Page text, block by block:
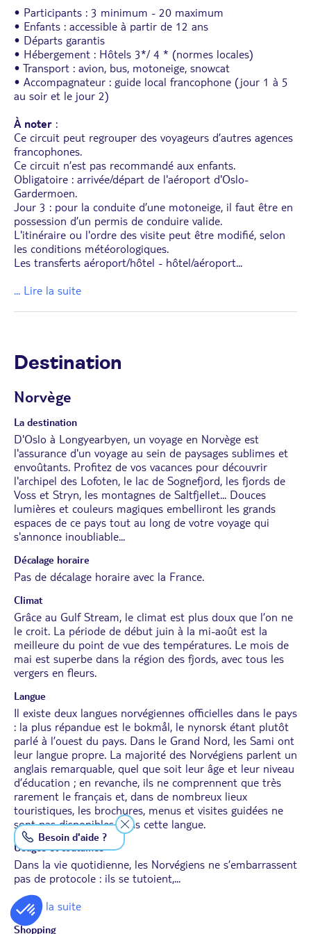
• Participants : 3 minimum - 20 maximum
• Enfants : accessible à partir de 12 ans
• Départs garantis
• Hébergement : Hôtels 3*/ 4 * (normes locales)
• Transport : avion, bus, motoneige, snowcat
• Accompagnateur : guide local francophone (jour 1 à 5
au soir et le jour 2)
À noter :
Ce circuit peut regrouper des voyageurs d’autres agences
francophones.
Ce circuit n’est pas recommandé aux enfants.
Obligatoire : arrivée/départ de l'aéroport d'Oslo-
Gardermoen.
Jour 3 : pour la conduite d’une motoneige, il faut être en
possession d’un permis de conduire valide.
L'itinéraire ou l'ordre des visite peut être modifié, selon
les conditions météorologiques.
Les transferts aéroport/hôtel - hôtel/aéroport...
... Lire la suite
Destination
Norvège
La destination
D'Oslo à Longyearbyen, un voyage en Norvège est
l'assurance d'un voyage au sein de paysages sublimes et
envoûtants. Profitez de vos vacances pour découvrir
l'archipel des Lofoten, le lac de Sognefjord, les fjords de
Voss et Stryn, les montagnes de Saltfjellet... Douces
lumières et couleurs magiques embelliront les grands
espaces de ce pays tout au long de votre voyage qui
s'annonce inoubliable...
Décalage horaire
Pas de décalage horaire avec la France.
Climat
Grâce au Gulf Stream, le climat est plus doux que l’on ne
le croit. La période de début juin à la mi-août est la
meilleure du point de vue des températures. Le mois de
mai est superbe dans la région des fjords, avec tous les
vergers en fleurs.
Langue
Il existe deux langues norvégiennes officielles dans le pays
: la plus répandue est le bokmål, le nynorsk étant plutôt
parlé à l’ouest du pays. Dans le Grand Nord, les Sami ont
leur langue propre. La majorité des Norvégiens parlent un
anglais remarquable, quel que soit leur âge et leur niveau
d’éducation ; en revanche, ils ne comprennent que très
rarement le français et, dans de nombreux lieux
touristiques, les brochures, menus et visites guidées ne
sont pas disponibles dans cette langue.
Usages et coutumes
Dans la vie quotidienne, les Norvégiens ne s’embarrassent
pas de protocole : ils se tutoient,...
... Lire la suite
Shopping
Besoin d'aide ?